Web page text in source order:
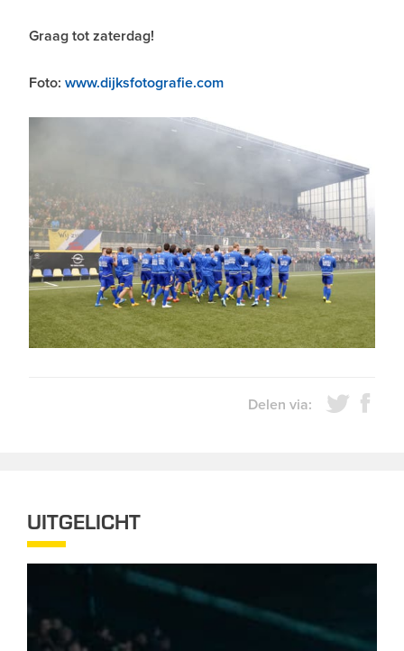
Graag tot zaterdag!
Foto: www.dijksfotografie.com
Delen via:
UITGELICHT